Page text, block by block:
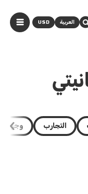
العربية USD
التجارب وجهات